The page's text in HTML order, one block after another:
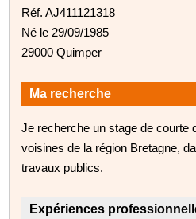
Réf. AJ411121318
Né le 29/09/1985
29000 Quimper
Ma recherche
Je recherche un stage de courte
voisines de la région Bretagne,
travaux publics.
Expériences